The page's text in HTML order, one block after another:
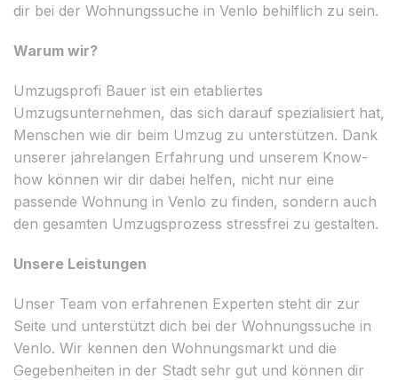
dir bei der Wohnungssuche in Venlo behilflich zu sein.
Warum wir?
Umzugsprofi Bauer ist ein etabliertes
Umzugsunternehmen, das sich darauf spezialisiert hat,
Menschen wie dir beim Umzug zu unterstützen. Dank
unserer jahrelangen Erfahrung und unserem Know-
how können wir dir dabei helfen, nicht nur eine
passende Wohnung in Venlo zu finden, sondern auch
den gesamten Umzugsprozess stressfrei zu gestalten.
Unsere Leistungen
Unser Team von erfahrenen Experten steht dir zur
Seite und unterstützt dich bei der Wohnungssuche in
Venlo. Wir kennen den Wohnungsmarkt und die
Gegebenheiten in der Stadt sehr gut und können dir